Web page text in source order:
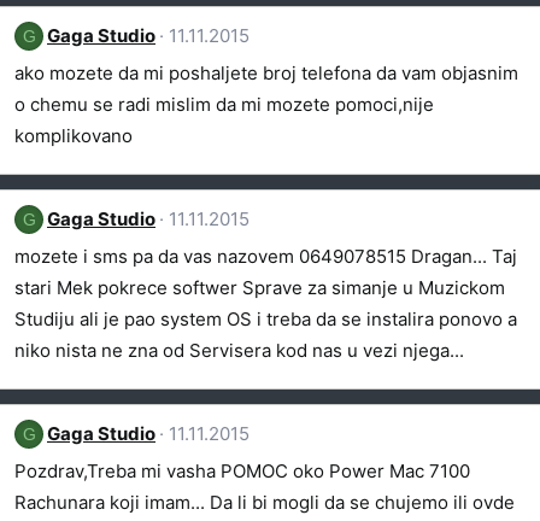
G Gaga Studio
11.11.2015
ako mozete da mi poshaljete broj telefona da vam objasnim
o chemu se radi mislim da mi mozete pomoci,nije
komplikovano
G Gaga Studio
11.11.2015
mozete i sms pa da vas nazovem 0649078515 Dragan... Taj
stari Mek pokrece softwer Sprave za simanje u Muzickom
Studiju ali je pao system OS i treba da se instalira ponovo a
niko nista ne zna od Servisera kod nas u vezi njega...
G Gaga Studio
11.11.2015
Pozdrav,Treba mi vasha POMOC oko Power Mac 7100
Rachunara koji imam... Da li bi mogli da se chujemo ili ovde